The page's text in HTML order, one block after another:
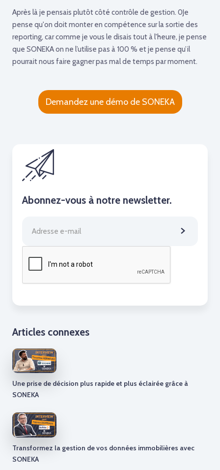
Après là je pensais plutôt côté contrôle de gestion. 0Je
pense qu'on doit monter en compétence sur la sortie des
reporting, car comme je vous le disais tout à l'heure, je pense
que SONEKA on ne l’utilise pas à 100 % et je pense qu’il
pourrait nous faire gagner pas mal de temps par moment.
Demandez une démo de SONEKA
Abonnez-vous à notre newsletter.
Articles connexes
Une prise de décision plus rapide et plus éclairée grâce à
SONEKA
Transformez la gestion de vos données immobilières avec
SONEKA